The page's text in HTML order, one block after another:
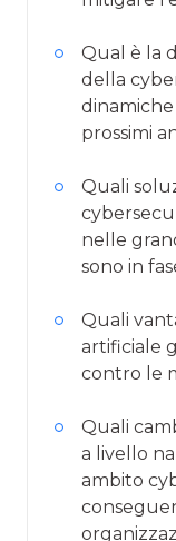
Qual è la
della
prossimi
Quali
nelle
sono in
Quali
artificiale
contro le
Quali
a livello
ambito